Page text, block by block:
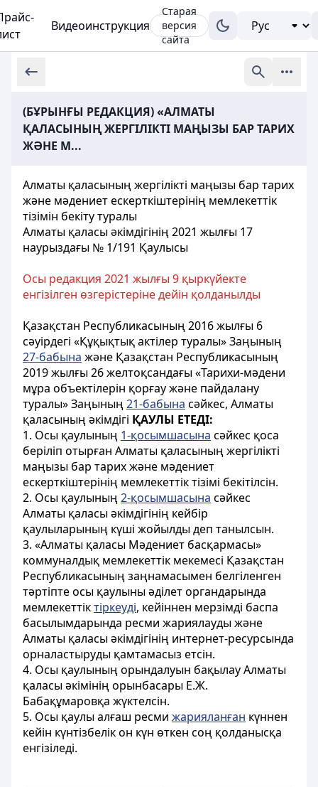
Видеоинструкция
Старая
версия
сайта
(БҰРЫНҒЫ РЕДАКЦИЯ) «АЛМАТЫ
ҚАЛАСЫНЫҢ ЖЕРГІЛІКТІ МАҢЫЗЫ БАР ТАРИХ
ЖӘНЕ М...
Алматы қаласының жергілікті маңызы бар тарих
және мәдениет ескерткіштерінің мемлекеттік
тізімін бекіту туралы
Алматы қаласы әкімдігінің 2021 жылғы 17
наурыздағы № 1/191 Қаулысы
Осы редакция 2021 жылғы 9 қыркүйекте
енгізілген өзгерістеріне дейін қолданылды
Қазақстан Республикасының 2016 жылғы 6
сәуірдегі «Құқықтық актілер туралы» Заңының
27-бабына және Қазақстан Республикасының
2019 жылғы 26 желтоқсандағы «Тарихи-мәдени
мұра объектілерін қорғау және пайдалану
туралы» Заңының21-бабына сәйкес, Алматы
қаласының әкімдігі ҚАУЛЫ ЕТЕДІ:
1. Осы қаулының 1-қосымшасына сәйкес қоса
беріліп отырған Алматы қаласының жергілікті
маңызы бар тарих және мәдениет
ескерткіштерінің мемлекеттік тізімі бекітілсін.
2. Осы қаулының2-қосымшасына сәйкес
Алматы қаласы әкімдігінің кейбір
қаулыларының күші жойылды деп танылсын.
3. «Алматы қаласы Мәдениет басқармасы»
коммуналдық мемлекеттік мекемесі Қазақстан
Республикасының заңнамасымен белгіленген
тәртіпте осы қаулыны әділет органдарында
мемлекеттіктіркеуді, кейіннен мерзімді баспа
басылымдарында ресми жариялауды және
Алматы қаласы әкімдігінің интернет-ресурсында
орналастыруды қамтамасыз етсін.
4. Осы қаулының орындалуын бақылау Алматы
қаласы әкімінің орынбасары Е.Ж.
Бабақұмаровқа жүктелсін.
5. Осы қаулы алғаш ресми жарияланған күннен
кейін күнтізбелік он күн өткен соң қолданысқа
енгізіледі.